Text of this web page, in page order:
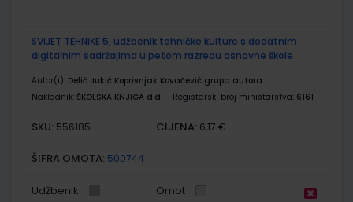
SVIJET TEHNIKE 5; udžbenik tehničke kulture s dodatnim
digitalnim sadržajima u petom razredu osnovne škole
Autor(i): Delić Jukić Koprivnjak Kovačević grupa autora
Nakladnik: ŠKOLSKA KNJIGA d.d. Registarski broj ministarstva: 6161
SKU: 556185 CIJENA: 6,17 €
ŠIFRA OMOTA: 500744
Udžbenik Omot